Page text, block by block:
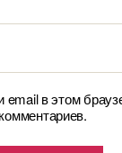
в этом